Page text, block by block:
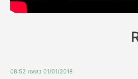
01/01/2018 בשעה 08:52